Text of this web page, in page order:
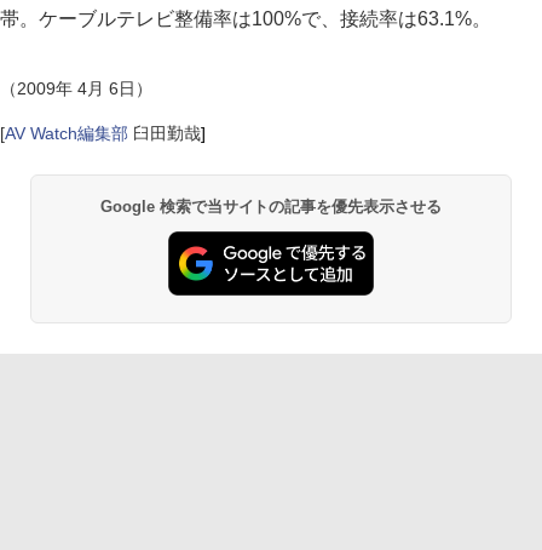
帯。ケーブルテレビ整備率は100%で、接続率は63.1%。
（2009年 4月 6日）
[AV Watch編集部 臼田勤哉]
Google 検索で当サイトの記事を優先表示させる